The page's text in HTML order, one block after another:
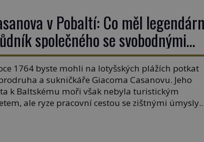
v Pobaltí: Co měl
společného se svobodnými
1764 byste mohli na lotyšských plážích potkat
a sukničkáře Giacoma Casanovu. Jeho
k Baltskému moři však nebyla turistickým
ale ryze pracovní cestou se zištnými úmysly.